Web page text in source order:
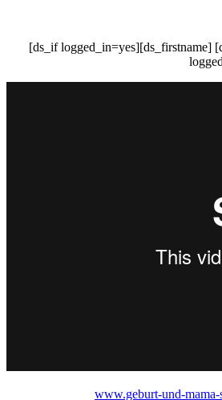
[ds_if logged_in=yes][ds_firstname]
www.geburt-und-mama-